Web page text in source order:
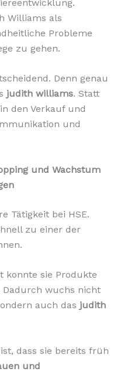
Williams als
Probleme
zu gehen.
Denn genau
judith williams. Statt
den Verkauf und
und
und Wachstum
Tätigkeit bei HSE.
zu einer der
konnte sie Produkte
Dadurch wuchs nicht
auch das judith
dass sie bereits früh
und